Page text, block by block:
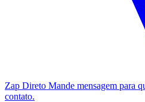
Zap Direto Mande mensagem para
contato.